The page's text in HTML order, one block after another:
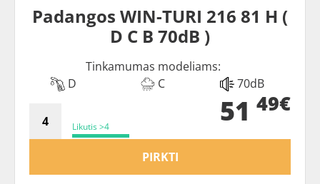
Padangos WIN-TURI 216 81 H (
D C B 70dB )
Tinkamumas modeliams:
D
C 70dB
Likutis >4 51 49€
PIRKTI